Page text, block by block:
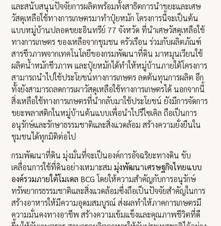
และสนับสนุนปัจจัยการผลิตพร้อมทั้งสาธิตการนำขยะและเศษ
วัสดุเหลือใช้ทางการเกษตรมาทำปุ๋ยหมัก โครงการนี้จะเป็นต้น
แบบหมู่บ้านปลอดขยะอินทรีย์ 77 จังหวัด ที่นำเศษวัสดุเหลือใช้
ทางการเกษตร ของเหลือจากชุมชน ครัวเรือน ร่วมกับผลิตภัณฑ์
สารชีวภาพจากเทคโนโลยีของกรมพัฒนาที่ดิน มาหมุนเวียนใช้
ผลิตน้ำหมักชีวภาพ และปุ๋ยหมักได้ทำให้หมู่บ้านภายใต้โครงการ
สามารถนำไปใช้ประโยชน์ทางการเกษตร ลดต้นทุนการผลิต อีก
ทั้งยังสามารถลดการเผาวัสดุเหลือใช้ทางการเกษตรได้ นอกจากนี้
สิ่งเหลือใช้ทางการเกษตรที่นำกลับมาใช้ประโยชน์ ยังมีการจัดการ
ขยะพลาสติกในหมู่บ้านต้นแบบเพื่อนำไปรีไซเคิล ถือเป็นการ
อนุรักษ์และรักษาธรรมชาติและสิ่งแวดล้อม สร้างความยั่งยืนใน
ชุมชนได้ทุกมิติต่อไป
กรมพัฒนาที่ดิน มุ่งมั่นที่จะเป็นองค์การอัจฉริยะทางดิน ขับ
เคลื่อนการใช้ที่ดินอย่างเหมาะสมมุ่งพัฒนาเศรษฐกิจไทยแบบ
องค์รวมภายใต้โมเดล BCG โดยให้ความสำคัญกับการอนุรักษ์
ทรัพยากรธรรมชาติและสิ่งแวดล้อมซึ่งถือเป็นปัจจัยสำคัญในการ
สร้างอาหารให้มีความอุดมสมบูรณ์ ส่งผลทำให้ภาคการเกษตรมี
ความมั่นคงทางอาชีพ สร้างความเข้มแข็งและคุณภาพชีวิตที่ดี